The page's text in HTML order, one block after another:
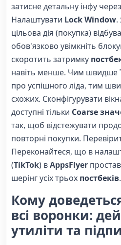
затисне детальну інфу
Налаштувати Lock Window.
цільова дія (покупка)
обов'язково увімкніть
скоротить затримку
навіть менше. Чим швидше
про успішного ліда, тим
схожих. Сконфігурувати
доступні тільки Coarse
так, щоб відстежувати
повторні покупки.
Переконайтеся, що в
(TikTok) вAppsFlyer
шерінг усіх трьох постбеків.
Кому
всі воронки:
утиліти та